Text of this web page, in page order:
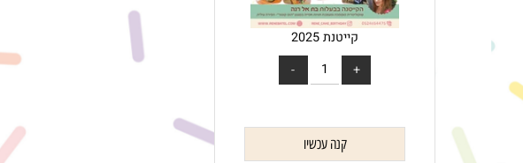
קייטנת 2025